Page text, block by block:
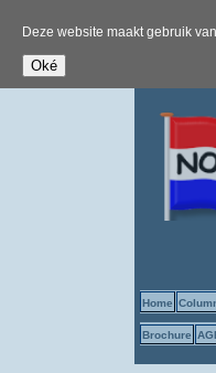
Deze website maakt gebruik
Home
Brochure